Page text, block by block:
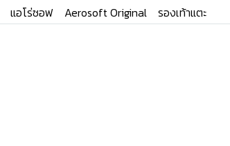
แอโร่ซอฟ Aerosoft Original รองเท้าแตะ